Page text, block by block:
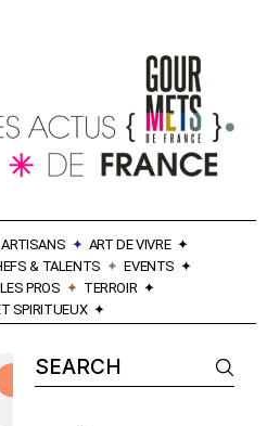
✦ ART DE VIVRE✦
& TALENTS ✦ EVENTS ✦
LES PROS ✦ TERROIR✦
SPIRITUEUX✦